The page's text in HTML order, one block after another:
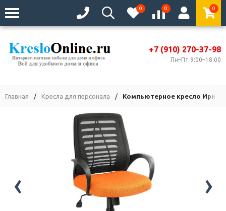
0 0 0
+7 (910) 270-37-98
Пн–Пт 9:00–18:00
Главная / Кресла для персонала / Компьютерное кресло Ирис
‹ ›